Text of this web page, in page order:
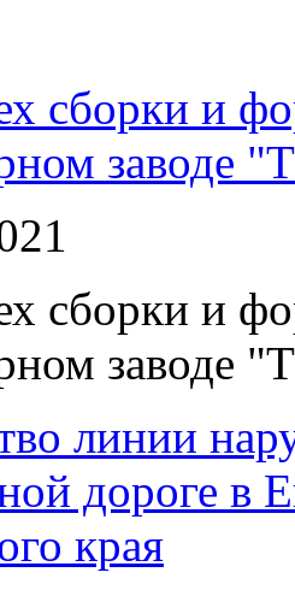
сборки и
заводе
сборки и
заводе
линии
дороге в
края